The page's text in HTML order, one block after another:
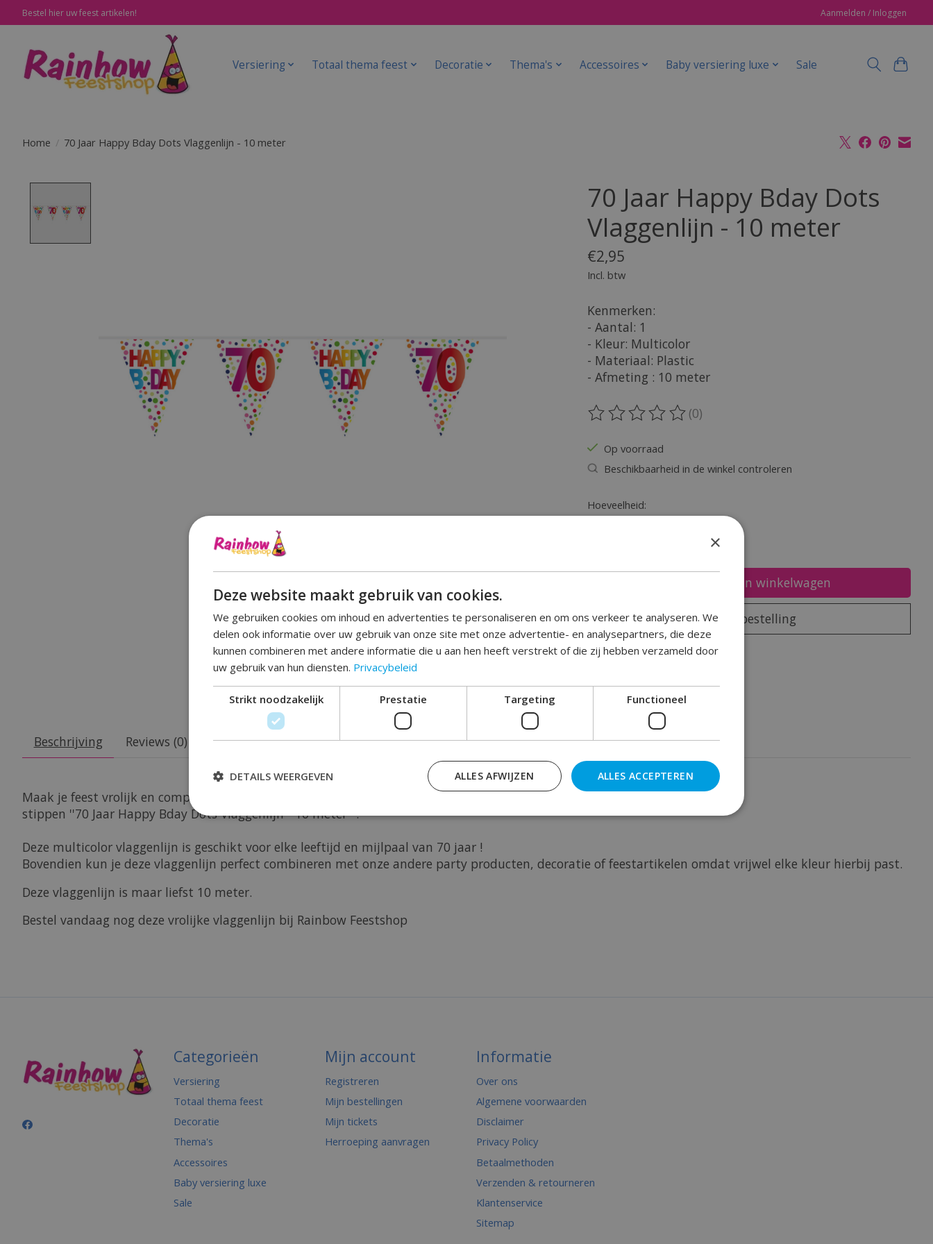
Bestel hier uw feest artikelen! Aanmelden / Inloggen
Versiering Totaal thema feest Decoratie Thema's Accessoires Baby versiering luxe Sale
Home / 70 Jaar Happy Bday Dots Vlaggenlijn - 10 meter
70 Jaar Happy Bday Dots
Vlaggenlijn - 10 meter
€2,95
Incl. btw
Kenmerken:
- Aantal: 1
- Kleur: Multicolor
- Materiaal: Plastic
- Afmeting : 10 meter
De beoordeling van dit product is
(0)
Op voorraad
Beschikbaarheid in de winkel controleren
Hoeveelheid:
Toevoegen aan winkelwagen
Plaats bestelling
Toevoegen om te vergelijken
Beschrijving Reviews (0)
Maak je feest vrolijk en compleet met deze kleurrijke
stippen ''70 Jaar Happy Bday Dots Vlaggenlijn - 10 meter'' !
Deze multicolor vlaggenlijn is geschikt voor elke leeftijd en mijlpaal van 70 jaar !
Bovendien kun je deze vlaggenlijn perfect combineren met onze andere party producten, decoratie of feestartikelen omdat vrijwel elke kleur hierbij past.
Deze vlaggenlijn is maar liefst 10 meter.
Bestel vandaag nog deze vrolijke vlaggenlijn bij Rainbow Feestshop
Categorieën
Versiering
Totaal thema feest
Decoratie
Thema's
Accessoires
Baby versiering luxe
Sale
Mijn account
Registreren
Mijn bestellingen
Mijn tickets
Herroeping aanvragen
Informatie
Over ons
Algemene voorwaarden
Disclaimer
Privacy Policy
Betaalmethoden
Verzenden & retourneren
Klantenservice
Sitemap
×
Deze website maakt gebruik van cookies.
We gebruiken cookies om inhoud en advertenties te personaliseren en om ons verkeer te analyseren. We
delen ook informatie over uw gebruik van onze site met onze advertentie- en analysepartners, die deze
kunnen combineren met andere informatie die u aan hen heeft verstrekt of die zij hebben verzameld door
uw gebruik van hun diensten. Privacybeleid
Strikt noodzakelijk Prestatie Targeting Functioneel
ALLES ACCEPTEREN
ALLES AFWIJZEN
DETAILS WEERGEVEN